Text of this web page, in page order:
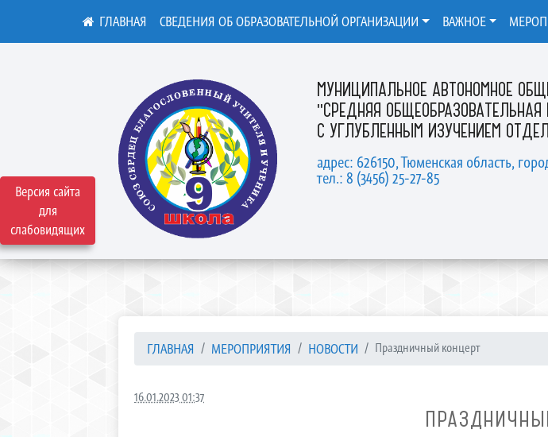
Версия сайта
для
слабовидящих
МУНИЦИПАЛЬНОЕ АВТОНОМНОЕ
"СРЕДНЯЯ
С УГЛУБЛЕННЫМ ИЗУЧЕНИЕМ
адрес: 626150, Тюменская область,
тел.: 8 (3456) 25-27-85
СВЕДЕНИЯ ОБ ОБРАЗОВАТЕЛЬНОЙ ОРГАНИЗАЦИИ ВАЖНОЕ
ГЛАВНАЯ МЕРОПРИЯТИЯ НОВОСТИ Праздничный концерт
16.01.2023 01:37